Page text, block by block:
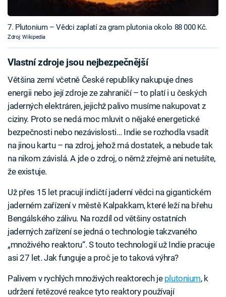
7. Plutonium – Vědci zaplatí za gram plutonia okolo 88 000 Kč.
Zdroj: Wikipedia
Vlastní zdroje jsou nejbezpečnější
Většina zemí včetně České republiky nakupuje dnes
energii nebo její zdroje ze zahraničí – to platí i u českých
jaderných elektráren, jejichž palivo musíme nakupovat z
ciziny. Proto se nedá moc mluvit o nějaké energetické
bezpečnosti nebo nezávislosti… Indie se rozhodla vsadit
na jinou kartu – na zdroj, jehož má dostatek, a nebude tak
na nikom závislá. A jde o zdroj, o němž zřejmě ani netušíte,
že existuje.
Už přes 15 let pracují indičtí jaderní vědci na gigantickém
jaderném zařízení v městě Kalpakkam, které leží na břehu
Bengálského zálivu. Na rozdíl od většiny ostatních
jaderných zařízení se jedná o technologie takzvaného
„množivého reaktoru“. S touto technologií už Indie pracuje
asi 27 let. Jak funguje a proč je to taková výhra?
Palivem v rychlých množivých reaktorech je plutonium, k
udržení řetězové reakce tyto reaktory používají